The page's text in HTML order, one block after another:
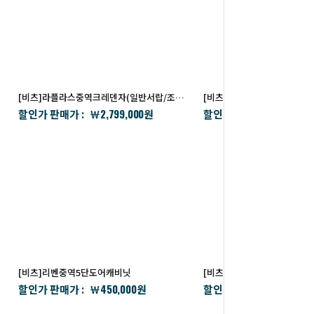
[비츠]라플라스중역크레덴자(일반서랍/조명서랍)
할인가 판매가 : ￦2,799,000원
[비츠]라플라스중역유리장
할인가 판매가 :
[비츠]리벤중역5단도어캐비닛
할인가 판매가 : ￦450,000원
[비츠]발레오중역협탁
할인가 판매가 :